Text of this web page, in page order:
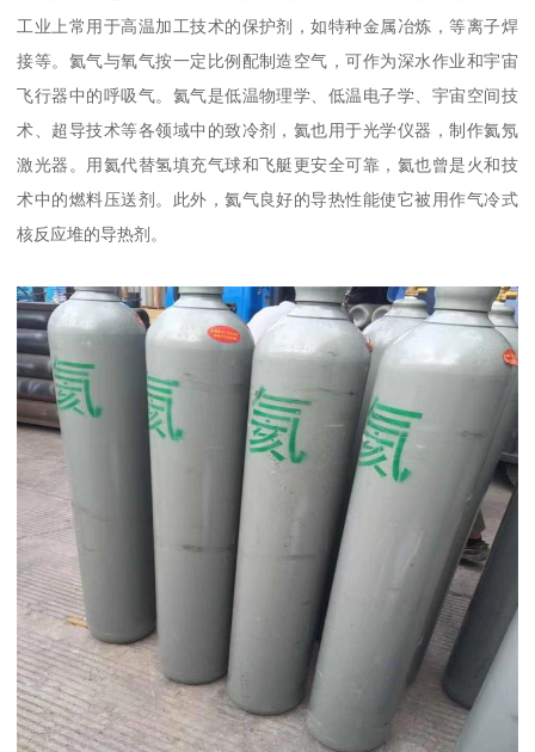
工业上常用于高温加工技术的保护剂，如特种金属冶炼，等离子焊
接等。氦气与氧气按一定比例配制造空气，可作为深水作业和宇宙
飞行器中的呼吸气。氦气是低温物理学、低温电子学、宇宙空间技
术、超导技术等各领域中的致冷剂，氦也用于光学仪器，制作氦氖
激光器。用氦代替氢填充气球和飞艇更安全可靠，氦也曾是火和技
术中的燃料压送剂。此外，氦气良好的导热性能使它被用作气冷式
核反应堆的导热剂。